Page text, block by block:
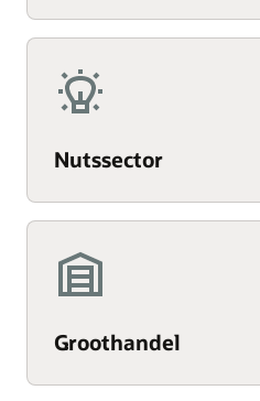
Nutssector
Groothandel